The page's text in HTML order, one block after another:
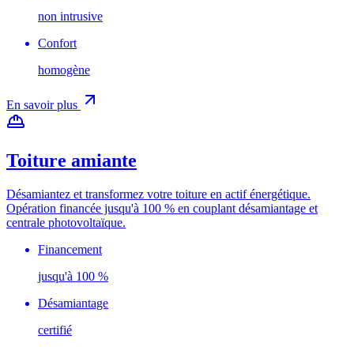
non intrusive
Confort
homogène
En savoir plus
Toiture amiante
Désamiantez et transformez votre toiture en actif énergétique.
Opération financée jusqu'à 100 % en couplant désamiantage et
centrale photovoltaïque.
Financement
jusqu'à 100 %
Désamiantage
certifié